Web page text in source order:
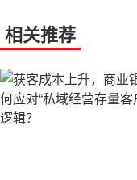
相关推荐